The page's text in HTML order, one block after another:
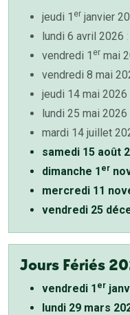
jeudi 1 er janvier
lundi 6 avril 2026
vendredi 1 er mai
vendredi 8 mai
jeudi 14 mai 2026
lundi 25 mai 2026
mardi 14 juillet
samedi 15 août
dimanche 1 er
mercredi 11
vendredi 25
Jours Fériés
vendredi 1 er
lundi 29 mars